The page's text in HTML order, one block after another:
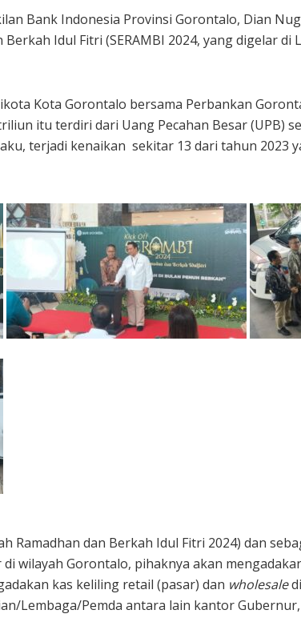
Bank Indonesia Provinsi Gorontalo, Dian
Berkah Idul Fitri (SERAMBI 2024, yang digelar
Kota Gorontalo bersama Perbankan
itu terdiri dari Uang Pecahan Besar (UPB)
terjadi kenaikan sekitar 13 dari tahun 2023
Ramadhan dan Berkah Idul Fitri 2024) dan
wilayah Gorontalo, pihaknya akan
kas keliling retail (pasar) dan wholesale
Lembaga/Pemda antara lain kantor